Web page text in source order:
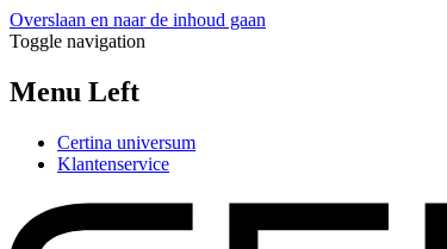
Overslaan en naar de inhoud gaan
Toggle navigation
Menu Left
Certina universum
Klantenservice